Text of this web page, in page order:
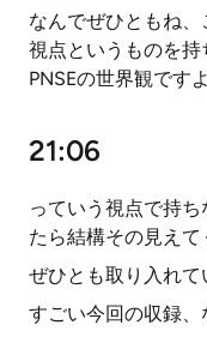
なんでぜひともね
視点というものを持
PNSEの世界観ですよ
21:06
っていう視点で持
たら結構その見えて
ぜひとも取り入れて
すごい今回の収録、